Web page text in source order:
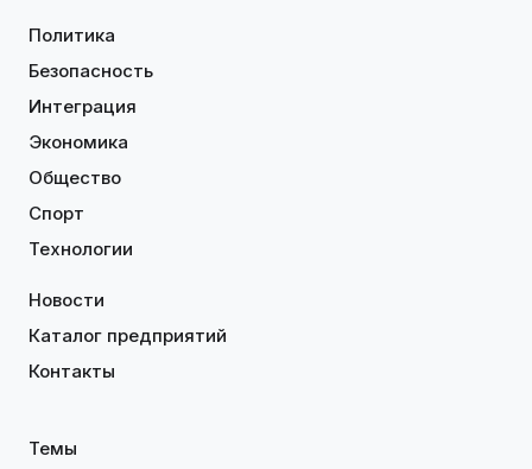
Политика
Безопасность
Интеграция
Экономика
Общество
Спорт
Технологии
Новости
Каталог предприятий
Контакты
Темы